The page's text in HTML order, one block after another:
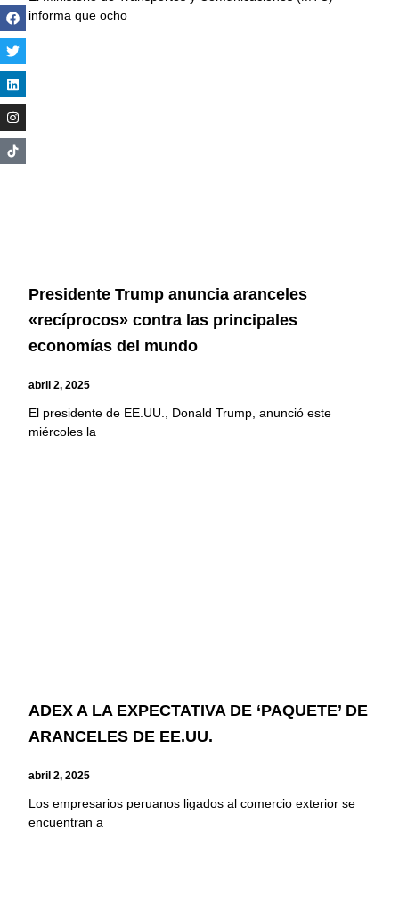
informa que ocho
Presidente Trump anuncia aranceles
«recíprocos» contra las principales
economías del mundo
abril 2, 2025
El presidente de EE.UU., Donald Trump, anunció este
miércoles la
ADEX A LA EXPECTATIVA DE ‘PAQUETE’ DE
ARANCELES DE EE.UU.
abril 2, 2025
Los empresarios peruanos ligados al comercio exterior se
encuentran a